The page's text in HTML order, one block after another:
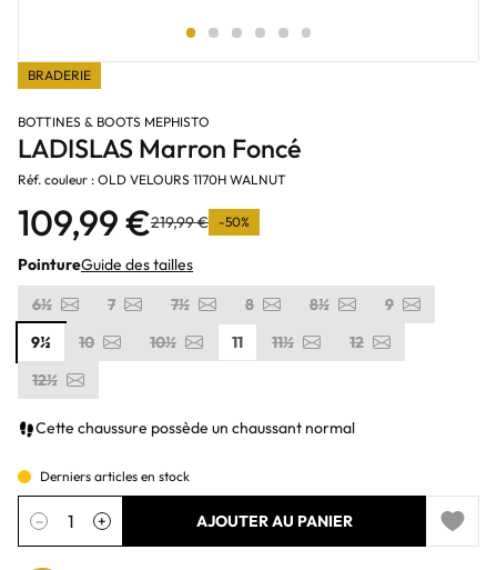
BRADERIE
BOTTINES & BOOTS MEPHISTO
LADISLAS Marron Foncé
Réf. couleur : OLD VELOURS 1170H WALNUT
109,99 €219,99 € -50%
PointureGuide des tailles
6½
7 7½ 8 8½
9
9½
10 10½ 11 11½
12
12½
Cette chaussure possède un chaussant normal
Derniers articles en stock
Quantité
− + AJOUTER AU PANIER
Add to